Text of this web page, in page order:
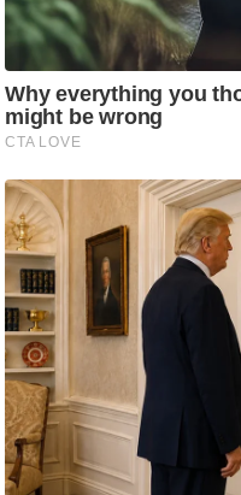
/
फै
श
न
घ
रे
लू
नु
स्खे
प
र्य
ट
न
स्थ
ल